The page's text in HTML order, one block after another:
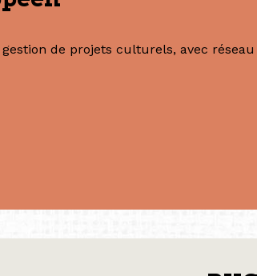
de projets culturels, avec